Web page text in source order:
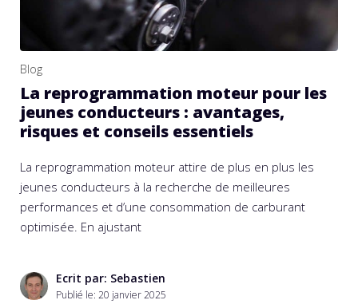
Blog
La reprogrammation moteur pour les
jeunes conducteurs : avantages,
risques et conseils essentiels
La reprogrammation moteur attire de plus en plus les
jeunes conducteurs à la recherche de meilleures
performances et d’une consommation de carburant
optimisée. En ajustant
Ecrit par: Sebastien
Publié le: 20 janvier 2025